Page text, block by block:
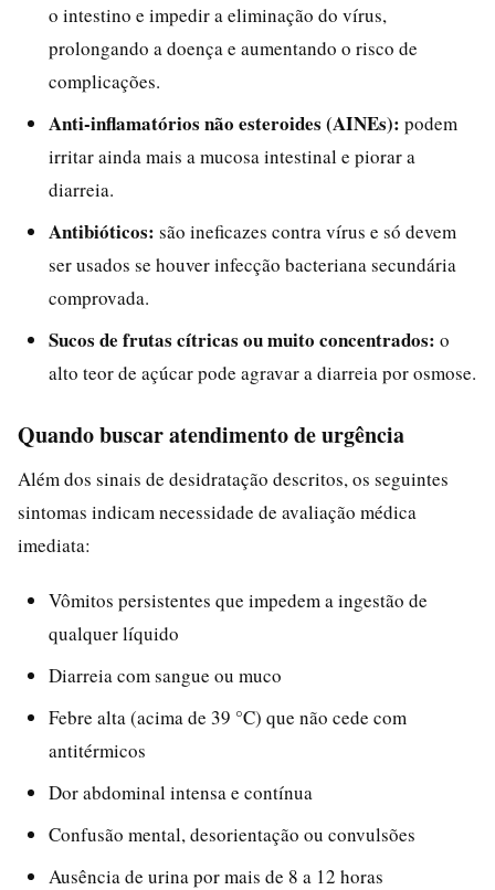
o intestino e impedir a eliminação do vírus,
prolongando a doença e aumentando o risco de
complicações.
Anti-inflamatórios não esteroides (AINEs): podem
irritar ainda mais a mucosa intestinal e piorar a
diarreia.
Antibióticos: são ineficazes contra vírus e só devem
ser usados se houver infecção bacteriana secundária
comprovada.
Sucos de frutas cítricas ou muito concentrados: o
alto teor de açúcar pode agravar a diarreia por osmose.
Quando buscar atendimento de urgência
Além dos sinais de desidratação descritos, os seguintes
sintomas indicam necessidade de avaliação médica
imediata:
Vômitos persistentes que impedem a ingestão de
qualquer líquido
Diarreia com sangue ou muco
Febre alta (acima de 39 °C) que não cede com
antitérmicos
Dor abdominal intensa e contínua
Confusão mental, desorientação ou convulsões
Ausência de urina por mais de 8 a 12 horas